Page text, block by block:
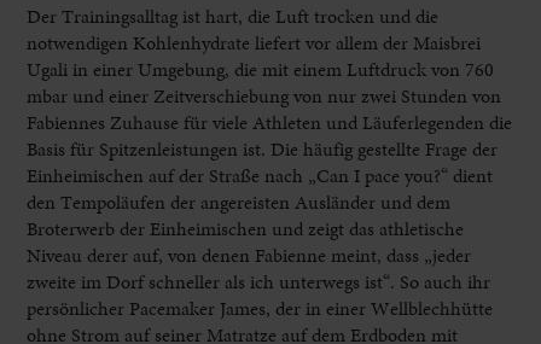
Der Trainingsalltag ist hart, die Luft trocken und die
notwendigen Kohlenhydrate liefert vor allem der Maisbrei
Ugali in einer Umgebung, die mit einem Luftdruck von 760
mbar und einer Zeitverschiebung von nur zwei Stunden von
Fabiennes Zuhause für viele Athleten und Läuferlegenden die
Basis für Spitzenleistungen ist. Die häufig gestellte Frage der
Einheimischen auf der Straße nach „Can I pace you?“ dient
den Tempoläufen der angereisten Ausländer und dem
Broterwerb der Einheimischen und zeigt das athletische
Niveau derer auf, von denen Fabienne meint, dass „jeder
zweite im Dorf schneller als ich unterwegs ist“. So auch ihr
persönlicher Pacemaker James, der in einer Wellblechhütte
ohne Strom auf seiner Matratze auf dem Erdboden mit